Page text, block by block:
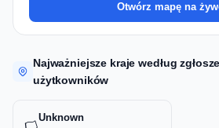
Otwórz mapę na
Najważniejsze kraje według
użytkowników
Unknown